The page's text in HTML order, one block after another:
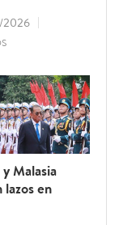
Malasia
lazos en